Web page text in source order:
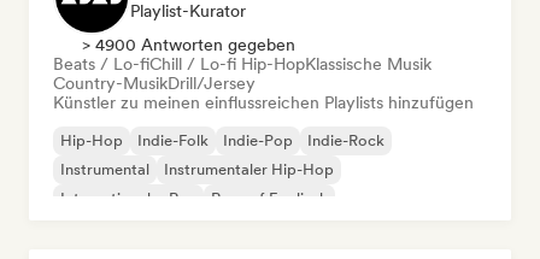
Playlist-Kurator
> 4900 Antworten gegeben
Beats / Lo-fiChill / Lo-fi Hip-HopKlassische Musik
Country-MusikDrill/Jersey
Künstler zu meinen einflussreichen Playlists hinzufügen
Hip-Hop Indie-Folk Indie-Pop
Indie-Rock
Instrumental
Instrumentaler Hip-Hop
Internationaler Rap
Rap auf Englisch